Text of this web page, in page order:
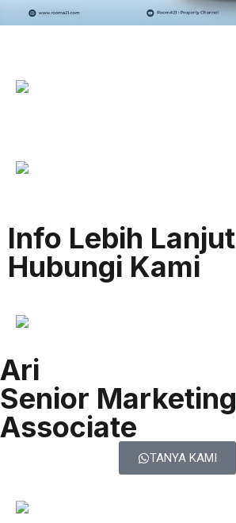
Info Lebih Lanjut
Hubungi Kami
Ari
Senior Marketing
Associate
TANYA KAMI